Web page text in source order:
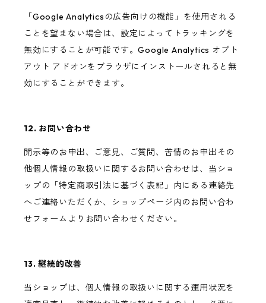
「Google Analyticsの広告向けの機能」を使用される
ことを望まない場合は、設定によってトラッキングを
無効にすることが可能です。Google Analytics オプト
アウト アドオンをブラウザにインストールされると無
効にすることができます。
12. お問い合わせ
開示等のお申出、ご意見、ご質問、苦情のお申出その
他個人情報の取扱いに関するお問い合わせは、当ショ
ップの「特定商取引法に基づく表記」内にある連絡先
へご連絡いただくか、ショップページ内のお問い合わ
せフォームよりお問い合わせください。
13. 継続的改善
当ショップは、個人情報の取扱いに関する運用状況を